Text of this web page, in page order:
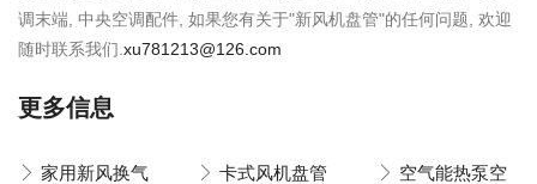
调末端, 中央空调配件, 如果您有关于"新风机盘管"的任何问题, 欢迎
随时联系我们. xu781213@126.com
更多信息
家用新风换气
卡式风机盘管
空气能热泵空